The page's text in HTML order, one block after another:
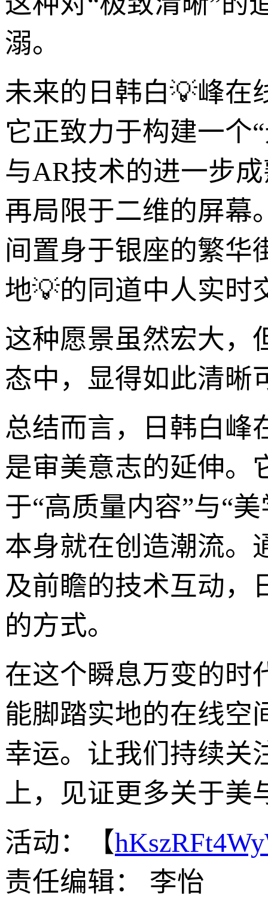
溺。
未来的日韩白💡峰在
它正致力于构建一个
与AR技术的进一步
再局限于二维的屏幕
间置身于银座的繁华
地💡的同道中人实时
这种愿景虽然宏大，
态中，显得如此清晰
总结而言，日韩白峰
是审美意志的延伸。
于“高质量内容”与“
本身就在创造潮流。
及前瞻的技术互动，
的方式。
在这个瞬息万变的时
能脚踏实地的在线空
幸运。让我们持续关
上，见证更多关于美
活动：【
责任编辑： 李怡